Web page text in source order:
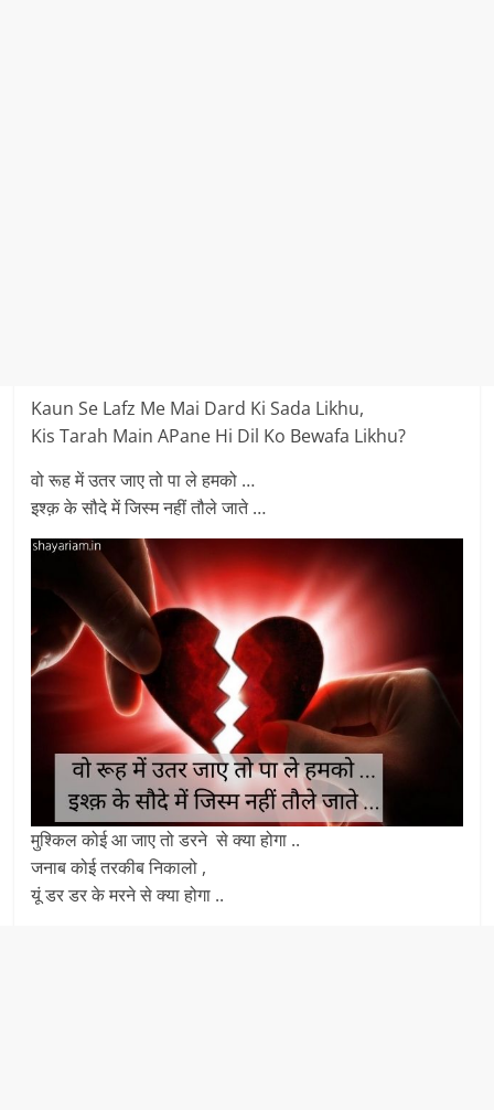
Kaun Se Lafz Me Mai Dard Ki Sada Likhu,
Kis Tarah Main APane Hi Dil Ko Bewafa Likhu?
वो रूह में उतर जाए तो पा ले हमको …
इश्क़ के सौदे में जिस्म नहीं तौले जाते …
मुश्किल कोई आ जाए तो डरने से क्या होगा ..
जनाब कोई तरकीब निकालो ,
यूं डर डर के मरने से क्या होगा ..